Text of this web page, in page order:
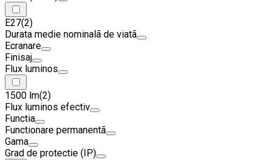
E27(2)
Durata medie nominalã de viatã
Ecranare
Finisaj
Flux luminos
1500 lm(2)
Flux luminos efectiv
Functia
Functionare permanentã
Gama
Grad de protectie (IP)